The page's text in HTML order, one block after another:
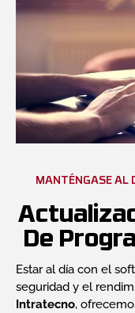
MANTÉNGASE AL
De
Estar al día con el
seguridad y el
Intratecno,